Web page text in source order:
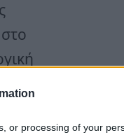
or processing of your